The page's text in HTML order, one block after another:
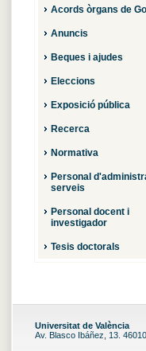
Acords òrgans de
Anuncis
Beques i ajudes
Eleccions
Exposició pública
Recerca
Normativa
Personal
serveis
Personal docent i
investigador
Tesis doctorals
Universitat de València
Av. Blasco Ibáñez, 13.